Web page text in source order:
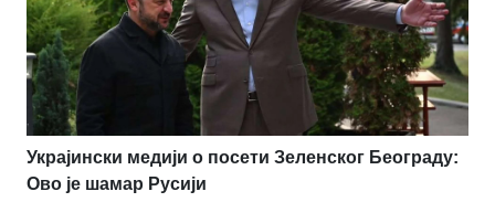
Украјински медији о посети Зеленског Београду:
Ово је шамар Русији